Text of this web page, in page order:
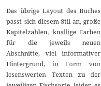
Das übrige Layout des Buches
passt sich diesem Stil an, große
Kapitelzahlen, knallige Farben
für die jeweils neuen
Abschnitte, viel informativer
Hintergrund, in Form von
lesenswerten Texten zu der